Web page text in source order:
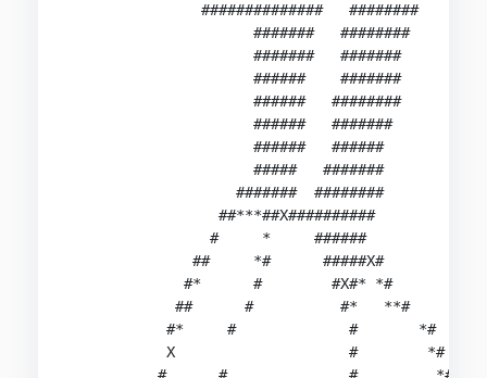
               ##############   ########
                     #######   ########
                     #######   #######
                     ######    #######
                     ######   ########
                     ######   #######
                     ######   ######
                     #####   #######
                   #######  ########
                 ##***##X##########
                #     *     ######
              ##     *#      #####X#
             #*      #        #X#* *#
            ##      #          #*   **#
           #*     #             #       *#
           X                    #        *#